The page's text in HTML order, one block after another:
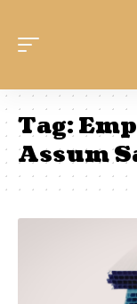
Tag:
Assum